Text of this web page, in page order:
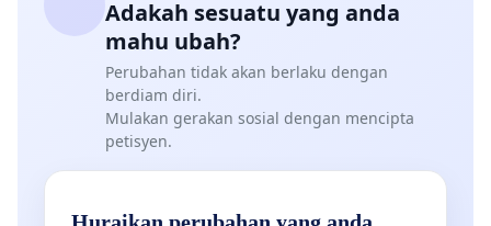
Adakah sesuatu yang anda
mahu ubah?
Perubahan tidak akan berlaku dengan
berdiam diri.
Mulakan gerakan sosial dengan mencipta
petisyen.
Huraikan perubahan yang anda